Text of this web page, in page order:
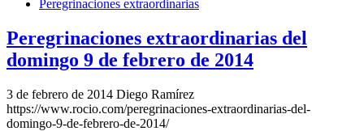
Peregrinaciones extraordinarias
Peregrinaciones extraordinarias del
domingo 9 de febrero de 2014
3 de febrero de 2014 Diego Ramírez
https://www.rocio.com/peregrinaciones-extraordinarias-del-
domingo-9-de-febrero-de-2014/